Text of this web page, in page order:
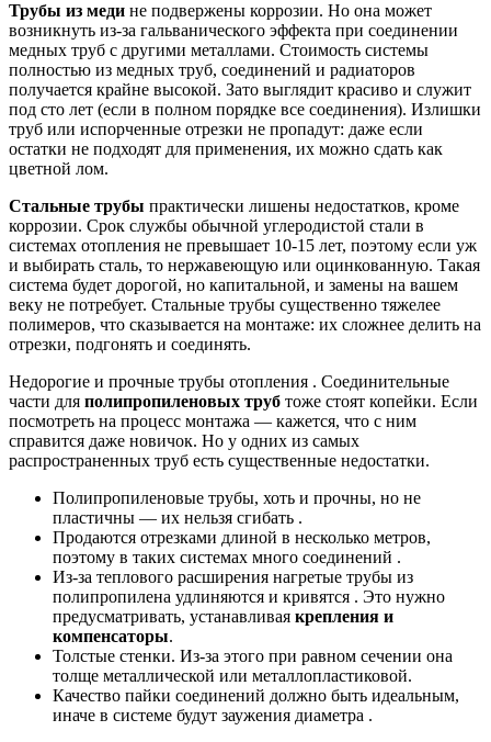
Трубы из меди не подвержены коррозии. Но она может
возникнуть из-за гальванического эффекта при соединении
медных труб с другими металлами. Стоимость системы
полностью из медных труб, соединений и радиаторов
получается крайне высокой. Зато выглядит красиво и служит
под сто лет (если в полном порядке все соединения). Излишки
труб или испорченные отрезки не пропадут: даже если
остатки не подходят для применения, их можно сдать как
цветной лом.
Стальные трубы практически лишены недостатков, кроме
коррозии. Срок службы обычной углеродистой стали в
системах отопления не превышает 10-15 лет, поэтому если уж
и выбирать сталь, то нержавеющую или оцинкованную. Такая
система будет дорогой, но капитальной, и замены на вашем
веку не потребует. Стальные трубы существенно тяжелее
полимеров, что сказывается на монтаже: их сложнее делить на
отрезки, подгонять и соединять.
Недорогие и прочные трубы отопления . Соединительные
части для полипропиленовых труб тоже стоят копейки. Если
посмотреть на процесс монтажа — кажется, что с ним
справится даже новичок. Но у одних из самых
распространенных труб есть существенные недостатки.
Полипропиленовые трубы, хоть и прочны, но не
пластичны — их нельзя сгибать .
Продаются отрезками длиной в несколько метров,
поэтому в таких системах много соединений .
Из-за теплового расширения нагретые трубы из
полипропилена удлиняются и кривятся . Это нужно
предусматривать, устанавливая крепления и
компенсаторы.
Толстые стенки. Из-за этого при равном сечении она
толще металлической или металлопластиковой.
Качество пайки соединений должно быть идеальным,
иначе в системе будут заужения диаметра .